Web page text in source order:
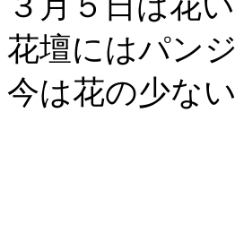
花壇にはパン
今は花の少な